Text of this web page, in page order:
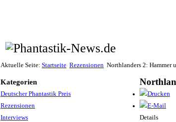
Aktuelle Seite: Startseite Rezensionen Northlanders 2: Hammer
Kategorien
Deutscher Phantastik Preis
Rezensionen
Interviews
Details